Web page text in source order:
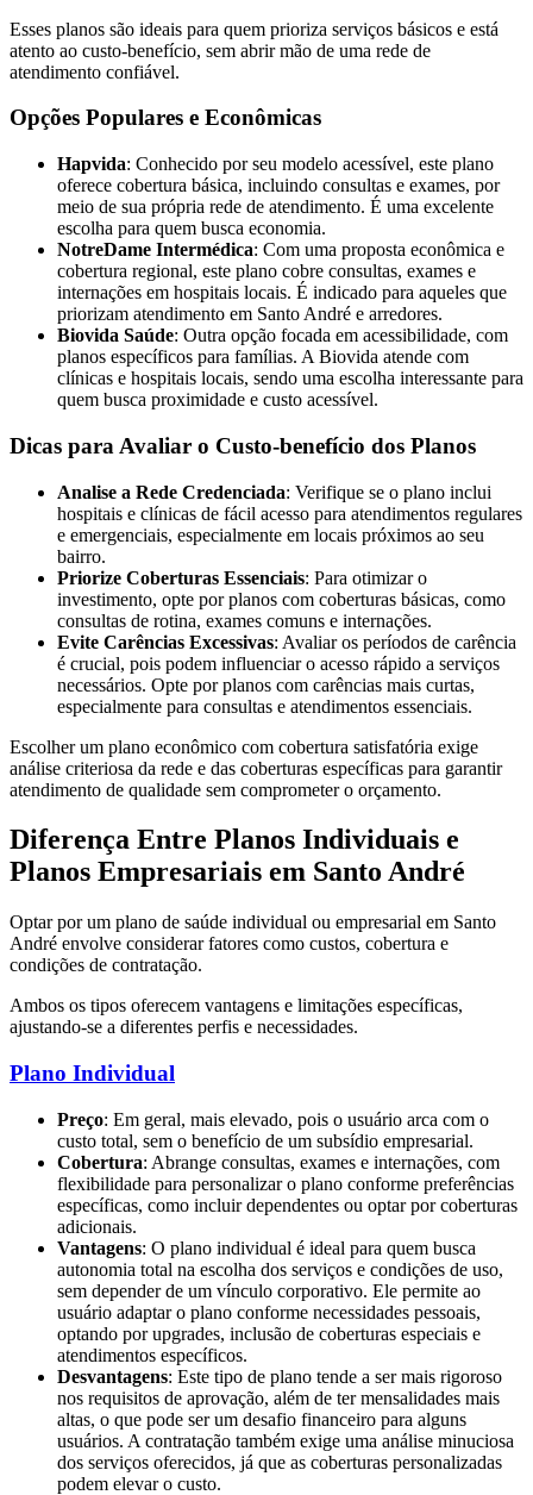
Esses planos são ideais para quem prioriza serviços básicos e está
atento ao custo-benefício, sem abrir mão de uma rede de
atendimento confiável.
Opções Populares e Econômicas
Hapvida: Conhecido por seu modelo acessível, este plano
oferece cobertura básica, incluindo consultas e exames, por
meio de sua própria rede de atendimento. É uma excelente
escolha para quem busca economia.
NotreDame Intermédica: Com uma proposta econômica e
cobertura regional, este plano cobre consultas, exames e
internações em hospitais locais. É indicado para aqueles que
priorizam atendimento em Santo André e arredores.
Biovida Saúde: Outra opção focada em acessibilidade, com
planos específicos para famílias. A Biovida atende com
clínicas e hospitais locais, sendo uma escolha interessante para
quem busca proximidade e custo acessível.
Dicas para Avaliar o Custo-benefício dos Planos
Analise a Rede Credenciada: Verifique se o plano inclui
hospitais e clínicas de fácil acesso para atendimentos regulares
e emergenciais, especialmente em locais próximos ao seu
bairro.
Priorize Coberturas Essenciais: Para otimizar o
investimento, opte por planos com coberturas básicas, como
consultas de rotina, exames comuns e internações.
Evite Carências Excessivas: Avaliar os períodos de carência
é crucial, pois podem influenciar o acesso rápido a serviços
necessários. Opte por planos com carências mais curtas,
especialmente para consultas e atendimentos essenciais.
Escolher um plano econômico com cobertura satisfatória exige
análise criteriosa da rede e das coberturas específicas para garantir
atendimento de qualidade sem comprometer o orçamento.
Diferença Entre Planos Individuais e
Planos Empresariais em Santo André
Optar por um plano de saúde individual ou empresarial em Santo
André envolve considerar fatores como custos, cobertura e
condições de contratação.
Ambos os tipos oferecem vantagens e limitações específicas,
ajustando-se a diferentes perfis e necessidades.
Plano Individual
Preço: Em geral, mais elevado, pois o usuário arca com o
custo total, sem o benefício de um subsídio empresarial.
Cobertura: Abrange consultas, exames e internações, com
flexibilidade para personalizar o plano conforme preferências
específicas, como incluir dependentes ou optar por coberturas
adicionais.
Vantagens: O plano individual é ideal para quem busca
autonomia total na escolha dos serviços e condições de uso,
sem depender de um vínculo corporativo. Ele permite ao
usuário adaptar o plano conforme necessidades pessoais,
optando por upgrades, inclusão de coberturas especiais e
atendimentos específicos.
Desvantagens: Este tipo de plano tende a ser mais rigoroso
nos requisitos de aprovação, além de ter mensalidades mais
altas, o que pode ser um desafio financeiro para alguns
usuários. A contratação também exige uma análise minuciosa
dos serviços oferecidos, já que as coberturas personalizadas
podem elevar o custo.